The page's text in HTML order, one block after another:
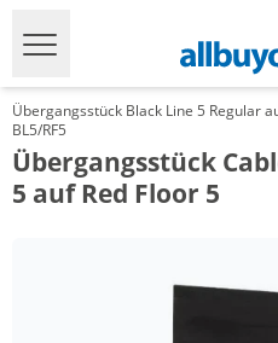
Übergangsstück Black Line 5 Regular
BL5/RF5
Übergangsstück
5 auf Red Floor 5